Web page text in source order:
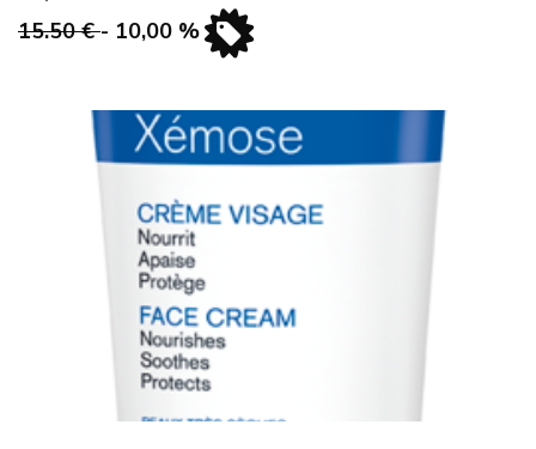
15.50 €- 10,00 %